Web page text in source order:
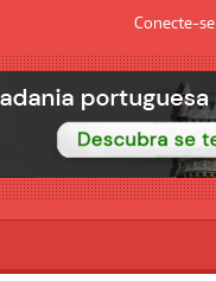
Conecte-se